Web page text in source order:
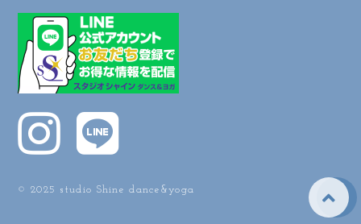
🌈キャンペーン内容
🍀初めての方🍀（会員外）
✨ 1レッスン500円 × 3回体験
OK！✨
「気になるけど、自分に合うか
な？」
そんな方も、3回あるから安心し
⸻
© 2025 studio Shine dance&yoga